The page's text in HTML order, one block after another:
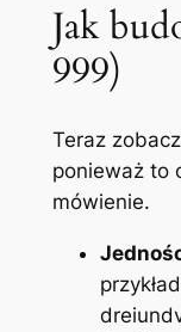
Jak
999)
Teraz
ponieważ to
mówienie.